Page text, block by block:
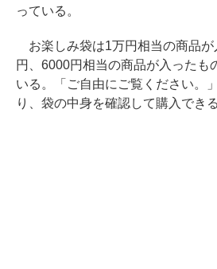
っている。
お楽しみ袋は1万円相当の商品が
円、6000円相当の商品が入ったも
いる。「ご自由にご覧ください。
り、袋の中身を確認して購入でき